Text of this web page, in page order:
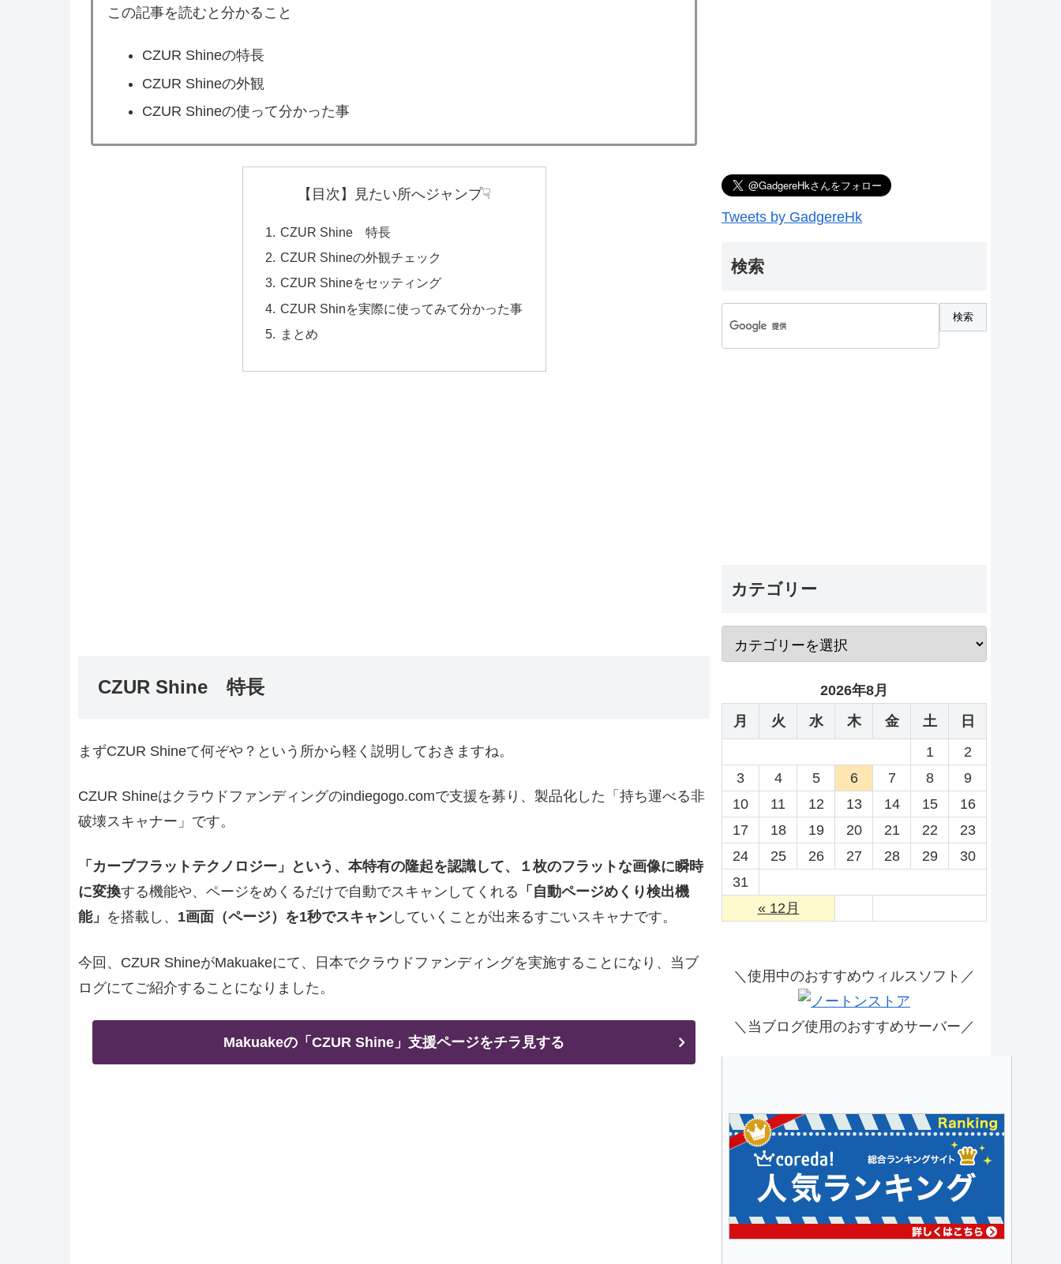
この記事を読むと分かること
CZUR Shineの特長
CZUR Shineの外観
CZUR Shineの使って分かった事
【目次】見たい所へジャンプ☟
CZUR Shine 特長
CZUR Shineの外観チェック
CZUR Shineをセッティング
CZUR Shinを実際に使ってみて分かった事
まとめ
CZUR Shine 特長
まずCZUR Shineて何ぞや？という所から軽く説明しておきますね。
CZUR Shineはクラウドファンディングのindiegogo.comで支援を募り、製品化した「持ち運べる非
破壊スキャナー」です。
「カーブフラットテクノロジー」という、本特有の隆起を認識して、１枚のフラットな画像に瞬時
に変換する機能や、ページをめくるだけで自動でスキャンしてくれる 「自動ページめくり検出機
能」 を搭載し、 1画面（ページ）を1秒でスキャン していくことが出来るすごいスキャナです。
今回、CZUR ShineがMakuakeにて、日本でクラウドファンディングを実施することになり、当ブ
ログにてご紹介することになりました。
Makuakeの「CZUR Shine」支援ページをチラ見する
Tweets by GadgereHk
検索
カテゴリー
2026年8月
月
火 水 木 金 土 日
« 12月
1
2
3
4 5 6 7 8
9
10
11 12 13 14 15
16
17
18 19 20 21 22
23
24
25 26 27 28 29
30
31
＼使用中のおすすめウィルスソフト／
＼当ブログ使用のおすすめサーバー／